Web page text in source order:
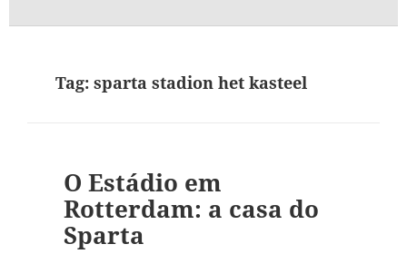
Tag:sparta stadion het kasteel
O Estádio em
Rotterdam: a casa do
Sparta